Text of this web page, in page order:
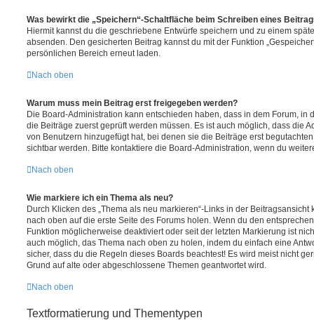
Was bewirkt die „Speichern“-Schaltfläche beim Schreiben eines
Hiermit kannst du die geschriebene Entwürfe speichern und zu einem
absenden. Den gesicherten Beitrag kannst du mit der Funktion
persönlichen Bereich erneut laden.
Nach oben
Warum muss mein Beitrag erst freigegeben werden?
Die Board-Administration kann entschieden haben, dass in dem Forum, in
die Beiträge zuerst geprüft werden müssen. Es ist auch möglich, dass die
von Benutzern hinzugefügt hat, bei denen sie die Beiträge erst
sichtbar werden. Bitte kontaktiere die Board-Administration, wenn du
Nach oben
Wie markiere ich ein Thema als neu?
Durch Klicken des „Thema als neu markieren“-Links in der
nach oben auf die erste Seite des Forums holen. Wenn du den
Funktion möglicherweise deaktiviert oder seit der letzten Markierung ist
auch möglich, das Thema nach oben zu holen, indem du einfach eine
sicher, dass du die Regeln dieses Boards beachtest! Es wird meist nicht
Grund auf alte oder abgeschlossene Themen geantwortet wird.
Nach oben
Textformatierung und Thementypen